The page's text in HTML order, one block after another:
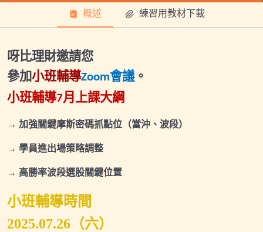
2025.07.26小班輔導會議
2025.08.06福利課會議ID
2025.08.30(六)小班輔導會議
2025.09.07(日)關鍵進出場-專屬直播
2025.09.20(六)小班輔導會議
2025.10.08(三)財富班專屬直播
2025.10.30(四)小班輔導會議
2025.11.15(六)波段擬定策略專屬直播
2025.11.22(六)小班輔導會議
概述 練習用教材下載
呀比理財邀請您
參加小班輔導Zoom會議。
小班輔導7月上課大綱
→ 加強關鍵摩斯密碼抓點位 （當沖、波段）
→ 學員進出場策略調整
→ 高勝率波段選股關鍵位置
小班輔導時間
2025.07.26 （六）